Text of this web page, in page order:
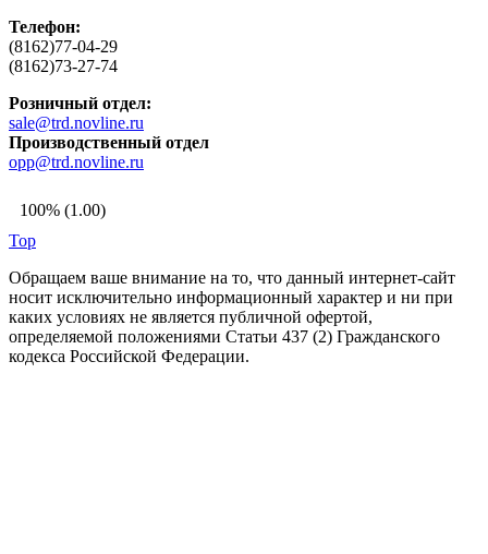
Телефон:
(8162)77-04-29
(8162)73-27-74
Розничный отдел:
sale@trd.novline.ru
Производственный отдел
opp@trd.novline.ru
100% (1.00)
Top
Обращаем ваше внимание на то, что данный интернет-сайт
носит исключительно информационный характер и ни при
каких условиях не является публичной офертой,
определяемой положениями Статьи 437 (2) Гражданского
кодекса Российской Федерации.